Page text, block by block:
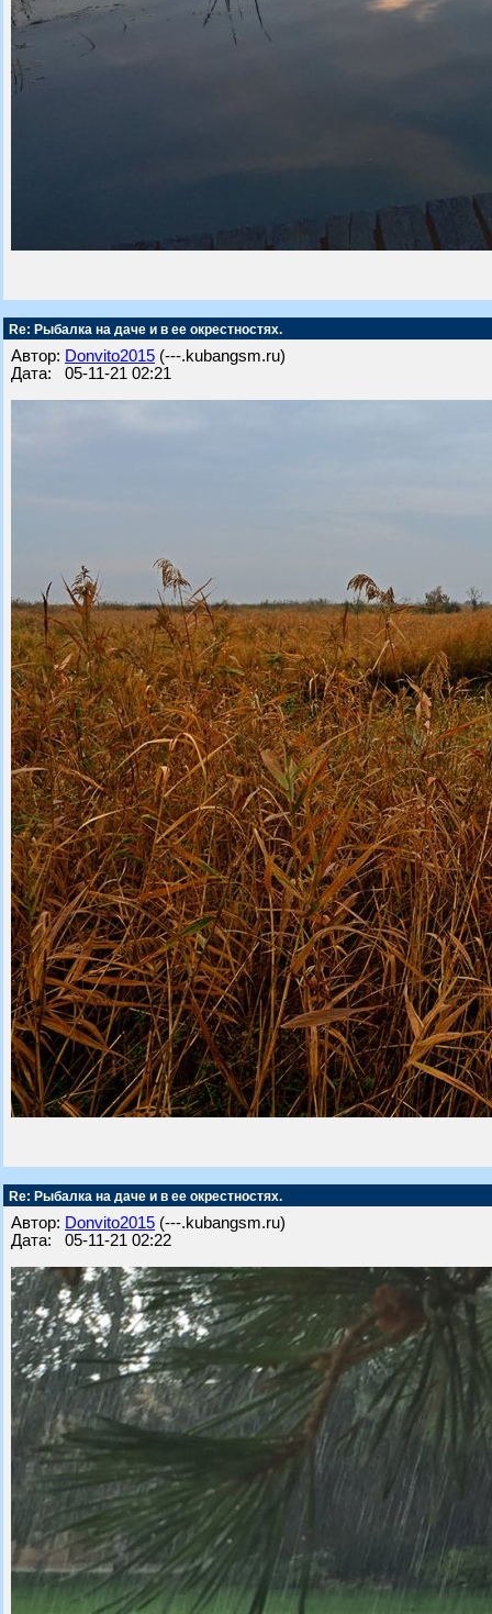
Re: Рыбалка на даче и в ее окрестностях.
Автор: Donvito2015 (---.kubangsm.ru)
Дата: 05-11-21 02:21
Re: Рыбалка на даче и в ее окрестностях.
Автор: Donvito2015 (---.kubangsm.ru)
Дата: 05-11-21 02:22